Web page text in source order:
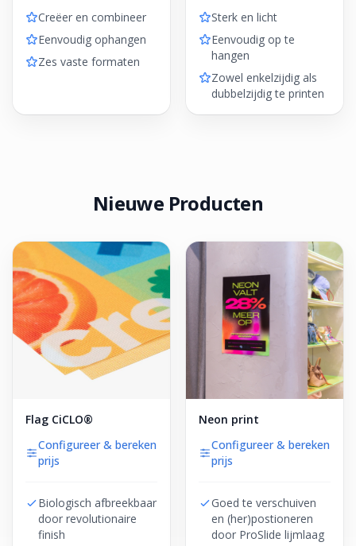
Creëer en combineer
Eenvoudig ophangen
Zes vaste formaten
Sterk en licht
Eenvoudig op te
hangen
Zowel enkelzijdig als
dubbelzijdig te printen
Nieuwe Producten
Flag CiCLO®
Configureer & bereken
prijs
Biologisch afbreekbaar
door revolutionaire
finish
Neon print
Configureer & bereken
prijs
Goed te verschuiven
en (her)postioneren
door ProSlide lijmlaag